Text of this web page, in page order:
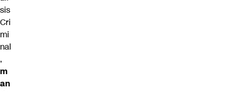
sis
Cri
mi
nal
,
m
an